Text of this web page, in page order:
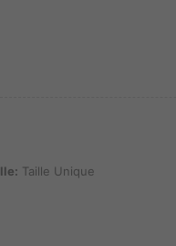
Taille Unique